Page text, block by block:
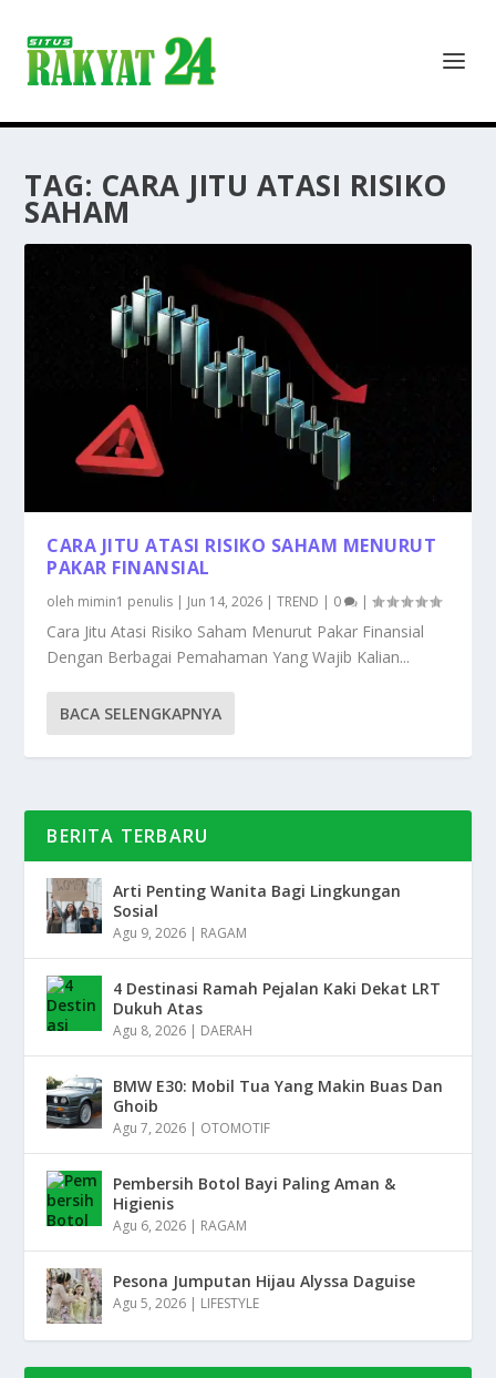
TAG: CARA JITU ATASI RISIKO
SAHAM
CARA JITU ATASI RISIKO SAHAM MENURUT
PAKAR FINANSIAL
oleh mimin1 penulis | Jun 14, 2026 |TREND | 0 |
Cara Jitu Atasi Risiko Saham Menurut Pakar Finansial
Dengan Berbagai Pemahaman Yang Wajib Kalian...
BACA SELENGKAPNYA
BERITA TERBARU
Arti Penting Wanita Bagi Lingkungan
Sosial
Agu 9, 2026 | RAGAM
4 Destinasi Ramah Pejalan Kaki Dekat LRT
Dukuh Atas
Agu 8, 2026 | DAERAH
BMW E30: Mobil Tua Yang Makin Buas Dan
Ghoib
Agu 7, 2026 | OTOMOTIF
Pembersih Botol Bayi Paling Aman &
Higienis
Agu 6, 2026 | RAGAM
Pesona Jumputan Hijau Alyssa Daguise
Agu 5, 2026 | LIFESTYLE